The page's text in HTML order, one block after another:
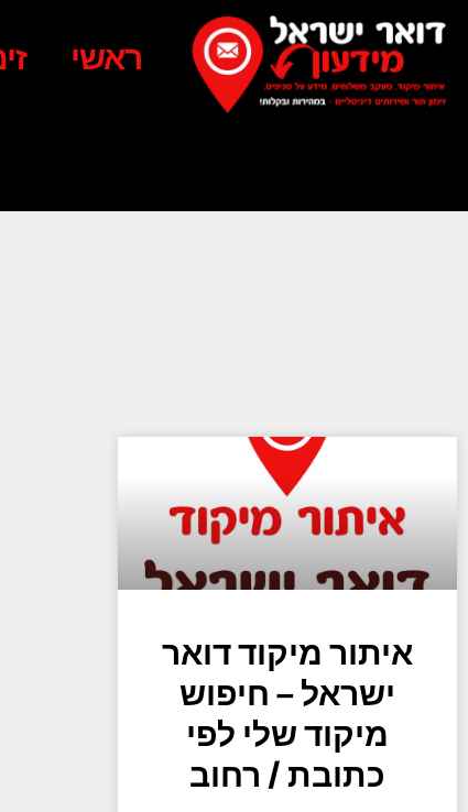
ראשי
איתור מיקוד דואר
ישראל – חיפוש
מיקוד שלי לפי
כתובת / רחוב